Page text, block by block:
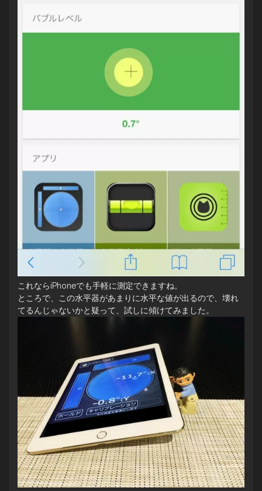
これならiPhoneでも手軽に測定できますね。
ところで、この水平器があまりに水平な値が出るので、壊れ
てるんじゃないかと疑って、試しに傾けてみました。